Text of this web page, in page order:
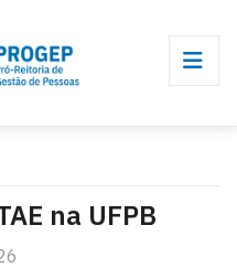
na UFPB